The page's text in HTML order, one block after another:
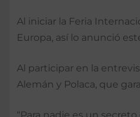
Al iniciar la Feria
Europa, así lo anunció
Al participar en la
Alemán y Polaca, que